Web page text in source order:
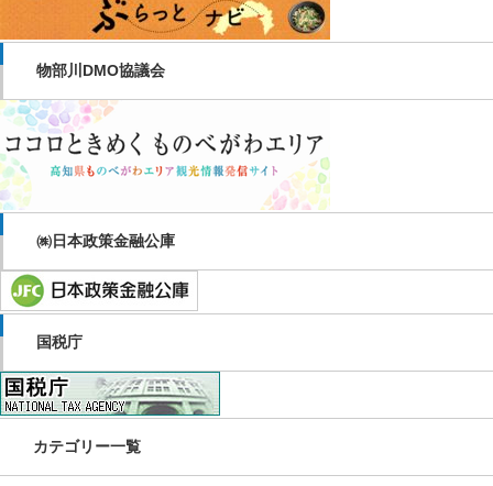
物部川DMO協議会
㈱日本政策金融公庫
国税庁
カテゴリー一覧